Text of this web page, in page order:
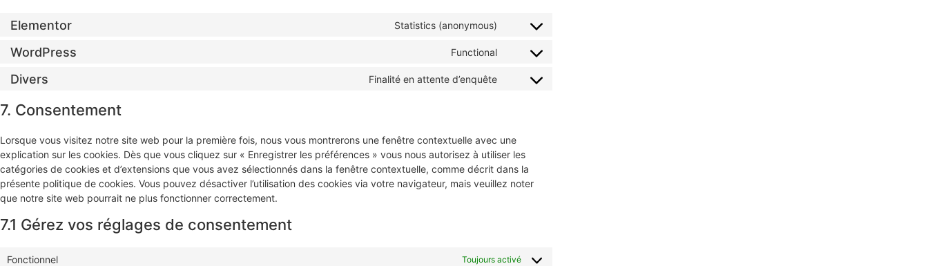
Elementor Statistics (anonymous)
WordPress Functional
Divers Finalité en attente d’enquête
7. Consentement
Lorsque vous visitez notre site web pour la première fois, nous vous montrerons une fenêtre contextuelle avec une
explication sur les cookies. Dès que vous cliquez sur « Enregistrer les préférences » vous nous autorisez à utiliser les
catégories de cookies et d’extensions que vous avez sélectionnés dans la fenêtre contextuelle, comme décrit dans la
présente politique de cookies. Vous pouvez désactiver l’utilisation des cookies via votre navigateur, mais veuillez noter
que notre site web pourrait ne plus fonctionner correctement.
7.1 Gérez vos réglages de consentement
Fonctionnel Toujours activé